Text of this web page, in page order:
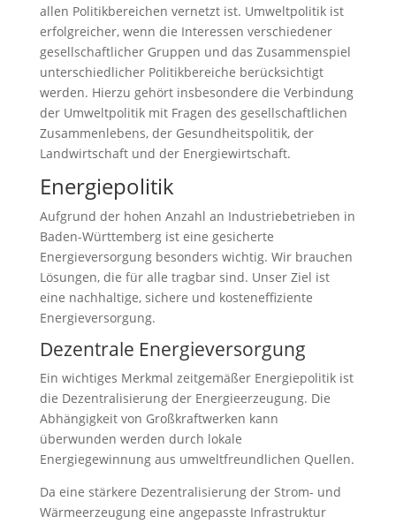
allen Politikbereichen vernetzt ist. Umweltpolitik ist
erfolgreicher, wenn die Interessen verschiedener
gesellschaftlicher Gruppen und das Zusammenspiel
unterschiedlicher Politikbereiche berücksichtigt
werden. Hierzu gehört insbesondere die Verbindung
der Umweltpolitik mit Fragen des gesellschaftlichen
Zusammenlebens, der Gesundheitspolitik, der
Landwirtschaft und der Energiewirtschaft.
Energiepolitik
Aufgrund der hohen Anzahl an Industriebetrieben in
Baden-Württemberg ist eine gesicherte
Energieversorgung besonders wichtig. Wir brauchen
Lösungen, die für alle tragbar sind. Unser Ziel ist
eine nachhaltige, sichere und kosteneffiziente
Energieversorgung.
Dezentrale Energieversorgung
Ein wichtiges Merkmal zeitgemäßer Energiepolitik ist
die Dezentralisierung der Energieerzeugung. Die
Abhängigkeit von Großkraftwerken kann
überwunden werden durch lokale
Energiegewinnung aus umweltfreundlichen Quellen.
Da eine stärkere Dezentralisierung der Strom- und
Wärmeerzeugung eine angepasste Infrastruktur